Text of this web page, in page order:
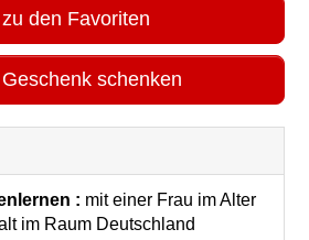
zu den Favoriten
schenken
: mit einer Frau im Alter
im Raum Deutschland